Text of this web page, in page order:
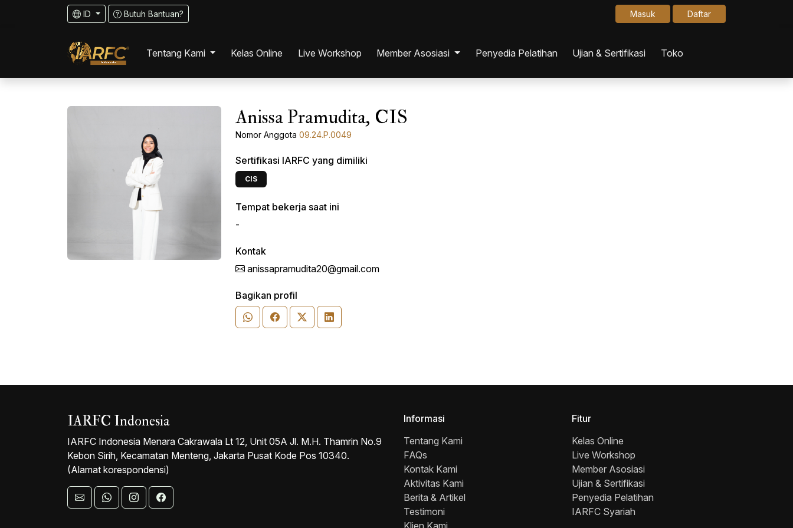
ID Butuh Bantuan? Masuk Daftar
Tentang Kami
Tentang Profesi Perencana
Cara Mengambil Sertifikasi
Pengajar IARFC Indonesia
Kelas Online Live Workshop Member Asosiasi
Perusahaan
Penyedia Pelatihan Ujian & Sertifikasi Toko
Anissa Pramudita, CIS
Nomor Anggota 09.24.P.0049
Sertifikasi IARFC yang dimiliki
CIS
Tempat bekerja saat ini
-
Kontak
anissapramudita20@gmail.com
Bagikan profil
IARFC Indonesia
IARFC Indonesia Menara Cakrawala Lt 12, Unit 05A Jl. M.H. Thamrin No.9
Kebon Sirih, Kecamatan Menteng, Jakarta Pusat Kode Pos 10340.
(Alamat korespondensi)
Informasi
Tentang Kami
FAQs
Kontak Kami
Aktivitas Kami
Berita & Artikel
Testimoni
Klien Kami
Fitur
Kelas Online
Live Workshop
Member Asosiasi
Ujian & Sertifikasi
Penyedia Pelatihan
IARFC Syariah